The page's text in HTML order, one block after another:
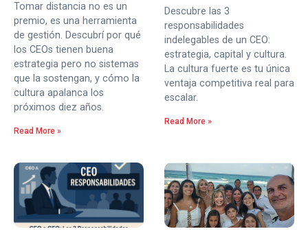
Tomar distancia no es un
premio, es una herramienta
de gestión. Descubrí por qué
los CEOs tienen buena
estrategia pero no sistemas
que la sostengan, y cómo la
cultura apalanca los
próximos diez años.
Read More »
Descubre las 3
responsabilidades
indelegables de un CEO:
estrategia, capital y cultura.
La cultura fuerte es tu única
ventaja competitiva real para
escalar.
Read More »